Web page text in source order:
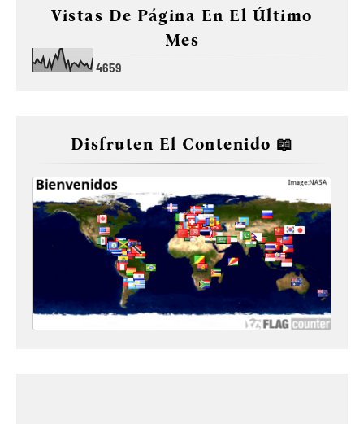
Vistas De Página En El Último
Mes
4659
Disfruten El Contenido 📖